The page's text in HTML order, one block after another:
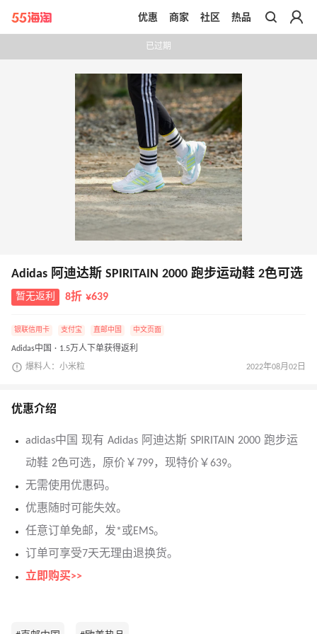
带你去官网买正品
优惠 商家 社区 热品
已过期
Adidas 阿迪达斯 SPIRITAIN 2000 跑步运动鞋 2色可选
暂无返利 8折 ¥639
银联信用卡 支付宝 直邮中国 中文页面
Adidas中国 · 1.5万人下单获得返利
爆料人：小米粒 2022年08月02日
优惠介绍
adidas中国 现有 Adidas 阿迪达斯 SPIRITAIN 2000 跑步运
动鞋 2色可选，原价￥799，现特价￥639。
无需使用优惠码。
优惠随时可能失效。
任意订单免邮，发*或EMS。
订单可享受7天无理由退换货。
立即购买>>